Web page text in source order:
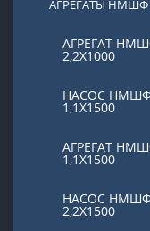
АГРЕГАТЫ НМШФ
АГРЕГАТ
2,2Х1000
НАСОС НМШФ
1,1Х1500
АГРЕГАТ
1,1Х1500
НАСОС НМШФ
2,2Х1500